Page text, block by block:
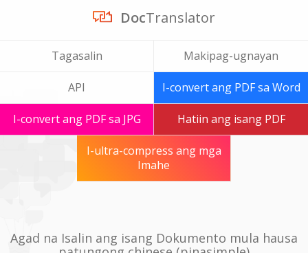
DocTranslator
Tagasalin Makipag-ugnayan
API I-convert ang PDF sa Word
I-convert ang PDF sa JPG Hatiin ang isang PDF
I-ultra-compress ang mga
Imahe
Agad na Isalin ang isang Dokumento mula hausa